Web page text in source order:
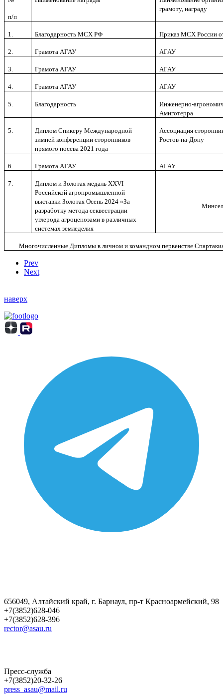
п/п
грамоту, награду
1. Благодарность МСХ РФ Приказ МСХ России
2. Грамота АГАУ АГАУ
3. Грамота АГАУ АГАУ
4. Грамота АГАУ АГАУ
5. Благодарность
Инженерно-
Амиготерра
5.
Диплом Спикеру Международной
зимней конференции сторонников
прямого посева 2021 года
Ассоциация
Ростов-на-Дону
6. Грамота АГАУ АГАУ
7. Диплом и Золотая медальXXVI
Российской агропромышленной
выставки Золотая Осень 2024 «За
разработку метода секвестрации
углерода агроценозами в различных
системах земледелия
Многочисленные Дипломы в личном и командном первенстве
Prev
Next
наверх
656049, Алтайский край, г. Барнаул, пр-т Красноармейский, 98
+7(3852)628-046
+7(3852)628-396
rector@asau.ru
Пресс-служба
+7(3852)20-32-26
press_asau@mail.ru